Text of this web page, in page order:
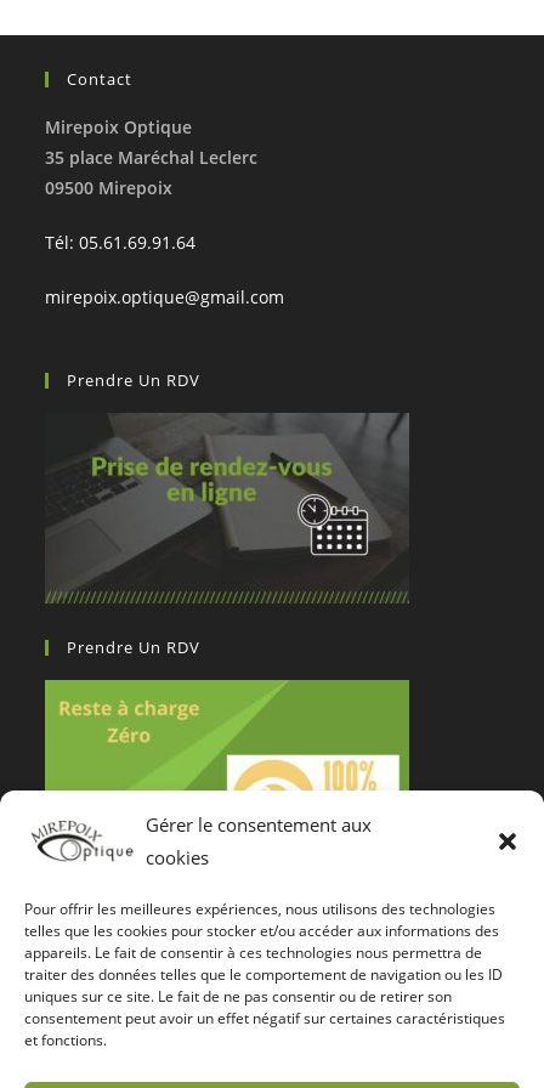
Gérer le consentement aux
cookies
Pour offrir les meilleures expériences, nous utilisons des technologies
telles que les cookies pour stocker et/ou accéder aux informations des
appareils. Le fait de consentir à ces technologies nous permettra de
traiter des données telles que le comportement de navigation ou les ID
uniques sur ce site. Le fait de ne pas consentir ou de retirer son
consentement peut avoir un effet négatif sur certaines caractéristiques
et fonctions.
Contact
Mirepoix Optique
35 place Maréchal Leclerc
09500 Mirepoix
Tél: 05.61.69.91.64
mirepoix.optique@gmail.com
Prendre Un RDV
Prendre Un RDV
Notre Certification De Services